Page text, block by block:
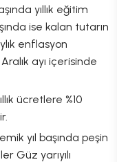
yıllık eğitim
ise kalan tutarın
enflasyon
ayı içerisinde
ücretlere %10
yıl başında peşin
Güz yarıyılı